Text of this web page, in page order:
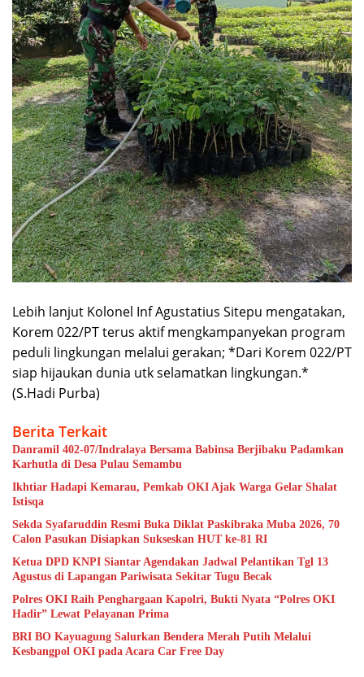
Lebih lanjut Kolonel Inf Agustatius Sitepu mengatakan,
Korem 022/PT terus aktif mengkampanyekan program
peduli lingkungan melalui gerakan; *Dari Korem 022/PT
siap hijaukan dunia utk selamatkan lingkungan.*
(S.Hadi Purba)
Berita Terkait
Danramil 402-07/Indralaya Bersama Babinsa Berjibaku Padamkan
Karhutla di Desa Pulau Semambu
Ikhtiar Hadapi Kemarau, Pemkab OKI Ajak Warga Gelar Shalat
Istisqa
Sekda Syafaruddin Resmi Buka Diklat Paskibraka Muba 2026, 70
Calon Pasukan Disiapkan Sukseskan HUT ke-81 RI
Ketua DPD KNPI Siantar Agendakan Jadwal Pelantikan Tgl 13
Agustus di Lapangan Pariwisata Sekitar Tugu Becak
Polres OKI Raih Penghargaan Kapolri, Bukti Nyata “Polres OKI
Hadir” Lewat Pelayanan Prima
BRI BO Kayuagung Salurkan Bendera Merah Putih Melalui
Kesbangpol OKI pada Acara Car Free Day